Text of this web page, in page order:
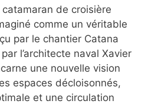
de croisière
comme un véritable
par le chantier Catana
l’architecte naval Xavier
une nouvelle vision
espaces décloisonnés,
et une circulation